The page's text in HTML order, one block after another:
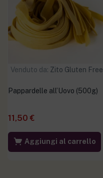
Venduto da: Zito Gluten Free
Pappardelle all’Uovo (500g)
11,50 €
Aggiungi al carrello